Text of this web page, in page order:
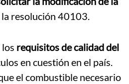
resolución 40103.
requisitos de calidad del
en cuestión en el país.
el combustible necesario